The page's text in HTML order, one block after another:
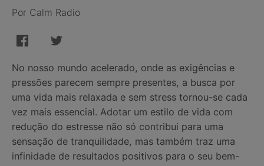
Por Calm Radio
No nosso mundo acelerado, onde as exigências e
pressões parecem sempre presentes, a busca por
uma vida mais relaxada e sem stress tornou-se cada
vez mais essencial. Adotar um estilo de vida com
redução do estresse não só contribui para uma
sensação de tranquilidade, mas também traz uma
infinidade de resultados positivos para o seu bem-